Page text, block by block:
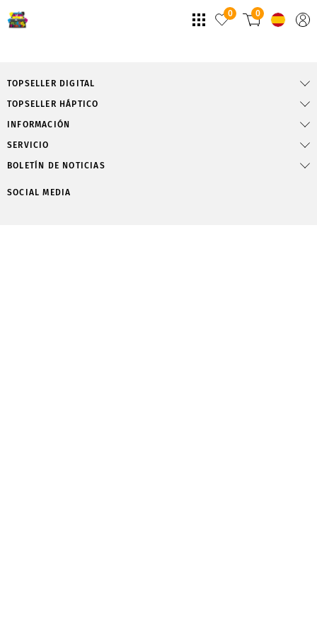
0 0
TOPSELLER DIGITAL
TOPSELLER HÁPTICO
INFORMACIÓN
SERVICIO
BOLETÍN DE NOTICIAS
SOCIAL MEDIA